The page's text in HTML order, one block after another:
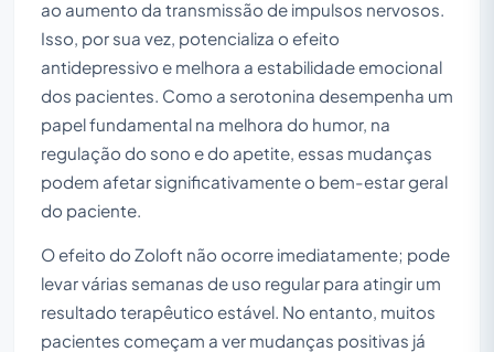
ao aumento da transmissão de impulsos nervosos.
Isso, por sua vez, potencializa o efeito
antidepressivo e melhora a estabilidade emocional
dos pacientes. Como a serotonina desempenha um
papel fundamental na melhora do humor, na
regulação do sono e do apetite, essas mudanças
podem afetar significativamente o bem-estar geral
do paciente.
O efeito do Zoloft não ocorre imediatamente; pode
levar várias semanas de uso regular para atingir um
resultado terapêutico estável. No entanto, muitos
pacientes começam a ver mudanças positivas já